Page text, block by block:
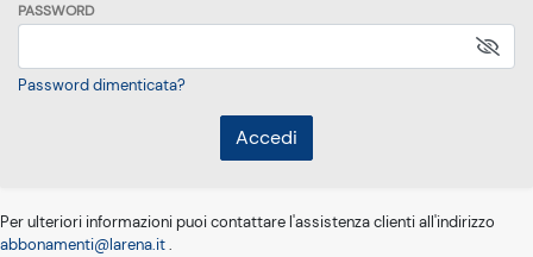
PASSWORD
Password dimenticata?
Accedi
Per ulteriori informazioni puoi contattare l'assistenza clienti all'indirizzo
abbonamenti@larena.it.